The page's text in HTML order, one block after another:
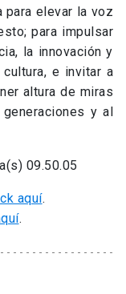
para elevar la voz
para impulsar
la innovación y
e invitar a
altura de miras
y al
aquí.
.